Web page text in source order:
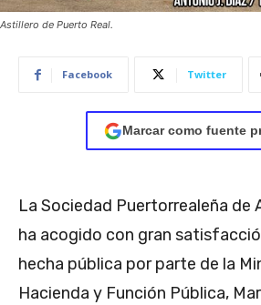
Astillero de Puerto Real.
Facebook Twitter
Marcar como fuente
La Sociedad Puertorrealeña de
ha acogido con gran
hecha pública por parte de la
Hacienda y Función Pública,